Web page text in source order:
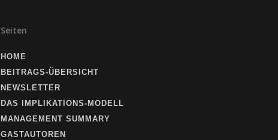
Seiten
HOME
BEITRAGS-ÜBERSICHT
NEWSLETTER
DAS IMPLIKATIONS-MODELL
MANAGEMENT SUMMARY
GASTAUTOREN